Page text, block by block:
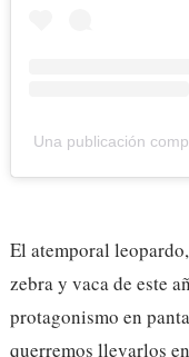
Una publicación
El atemporal
zebra y vaca de este
protagonismo en
querremos llevarlos